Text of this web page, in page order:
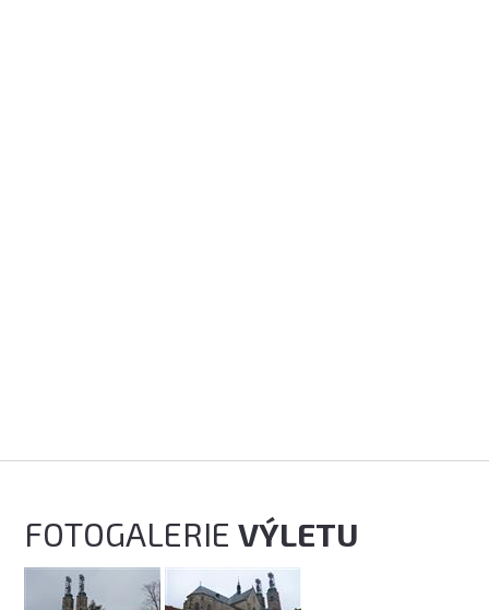
FOTOGALERIEVÝLETU